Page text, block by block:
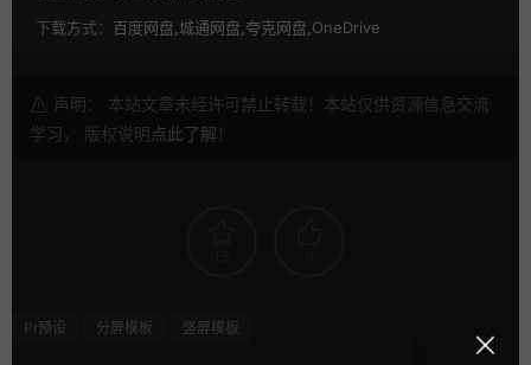
下载方式： 百度网盘,城通网盘,夸克网盘,OneDrive
声明： 本站文章未经许可禁止转载！本站仅供资源信息交流
学习， 版权说明点此了解 ！
Pr预设 分屏模板 竖屏模板